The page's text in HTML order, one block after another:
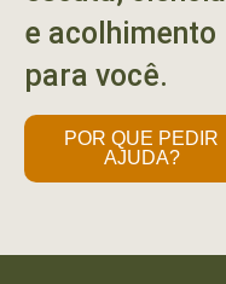
e acolhimento
para você.
POR QUE PEDIR
AJUDA?